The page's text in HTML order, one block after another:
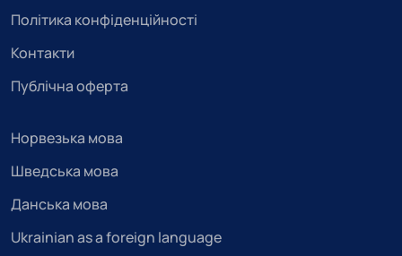
Політика конфіденційності
Контакти
Публічна оферта
Норвезька мова
Шведська мова
Данська мова
Ukrainian as a foreign language